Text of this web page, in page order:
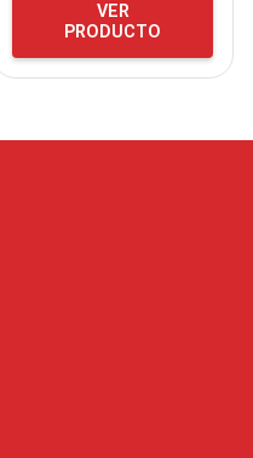
VER
PRODUCTO